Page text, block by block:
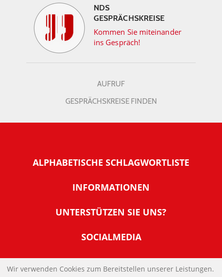
NDS
GESPRÄCHSKREISE
Kommen Sie miteinander
ins Gespräch!
AUFRUF
GESPRÄCHSKREISE FINDEN
ALPHABETISCHE SCHLAGWORTLISTE
INFORMATIONEN
Warum NachDenkSeiten
Tipps zur Nutzung der NachDenkSeiten
Banner und E-Mail-Signaturen
Links
UNTERSTÜTZEN SIE UNS?
Werden Sie Fördermitglied
SOCIALMEDIA
IMPRESSUM
Wir verwenden Cookies zum Bereitstellen unserer Leistungen.